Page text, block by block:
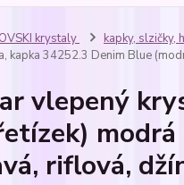
krystaly kapky, slzičky,
kapka 34252.3 Denim Blue
vlepený
modrá
riflová,